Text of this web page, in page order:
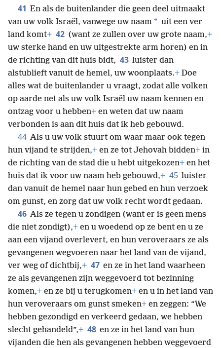
41 En als de buitenlander die geen deel uitmaakt
van uw volk Israël, vanwege uw naam * uit een ver
land komt+ 42 (want ze zullen over uw grote naam,+
uw sterke hand en uw uitgestrekte arm horen) en in
de richting van dit huis bidt, 43 luister dan
alstublieft vanuit de hemel, uw woonplaats.+ Doe
alles wat de buitenlander u vraagt, zodat alle volken
op aarde net als uw volk Israël uw naam kennen en
ontzag voor u hebben+ en weten dat uw naam
verbonden is aan dit huis dat ik heb gebouwd.
44 Als u uw volk stuurt om waar maar ook tegen
hun vijand te strijden,+ en ze tot Jehovah bidden+ in
de richting van de stad die u hebt uitgekozen+ en het
huis dat ik voor uw naam heb gebouwd,+ 45 luister
dan vanuit de hemel naar hun gebed en hun verzoek
om gunst, en zorg dat uw volk recht wordt gedaan.
46 Als ze tegen u zondigen (want er is geen mens
die niet zondigt),+ en u woedend op ze bent en u ze
aan een vijand overlevert, en hun veroveraars ze als
gevangenen wegvoeren naar het land van de vijand,
ver weg of dichtbij,+ 47 en ze in het land waarheen
ze als gevangenen zijn weggevoerd tot bezinning
komen,+ en ze bij u terugkomen+ en u in het land van
hun veroveraars om gunst smeken+ en zeggen: “We
hebben gezondigd en verkeerd gedaan, we hebben
slecht gehandeld”,+ 48 en ze in het land van hun
vijanden die hen als gevangenen hebben weggevoerd